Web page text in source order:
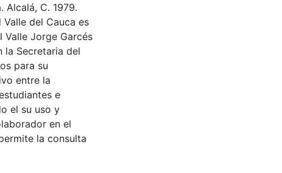
Alcalá, C. 1979.
del Cauca es
Jorge Garcés
la Secretaria del
para su
entre la
e
el su uso y
en el
la consulta